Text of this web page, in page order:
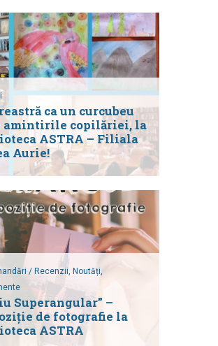
ca un curcubeu
amintirile copilăriei, la
ASTRA – Filiala
Aurie!
/ Recenzii, Noutăți,
Superangular” –
de fotografie la
ASTRA